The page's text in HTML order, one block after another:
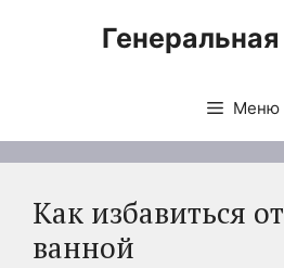
Меню
Как избавиться
ванной